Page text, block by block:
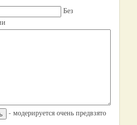
Без
- модерируется очень предвзято